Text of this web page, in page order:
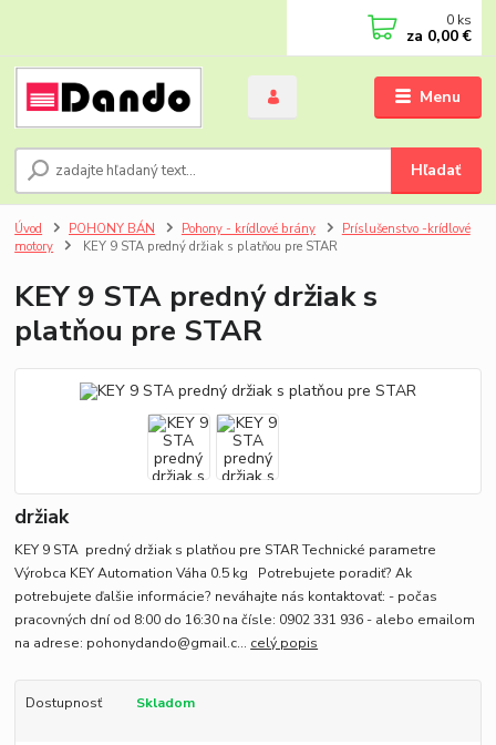
Menu
Hľadať
0 ks
za 0,00 €
Úvod POHONY BÁN Pohony - krídlové brány
Príslušenstvo -krídlové
motory
KEY 9 STA predný držiak s platňou pre STAR
KEY 9 STA predný držiak s
platňou pre STAR
držiak
KEY 9 STA predný držiak s platňou pre STAR Technické parametre
Výrobca KEY Automation Váha 0.5 kg Potrebujete poradiť? Ak
potrebujete ďalšie informácie? neváhajte nás kontaktovať: - počas
pracovných dní od 8:00 do 16:30 na čísle: 0902 331 936 - alebo emailom
na adrese: pohonydando@gmail.c... celý popis
Dostupnosť Skladom